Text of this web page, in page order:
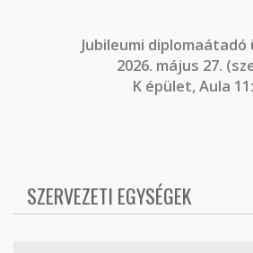
Jubileumi diplomaátadó
2026. május 27.
K épület, Aula
SZERVEZETI EGYSÉGEK